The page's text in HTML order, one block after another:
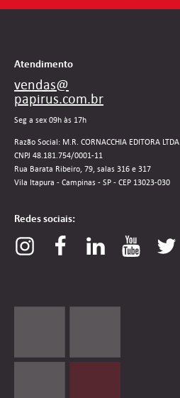
Atendimento
vendas@
papirus.com.br
Seg a sex 09h às 17h
Razão Social: M.R. CORNACCHIA EDITORA LTDA
CNPJ 48.181.754/0001-11
Rua Barata Ribeiro, 79, salas 316 e 317
Vila Itapura - Campinas - SP - CEP 13023-030
Redes sociais: